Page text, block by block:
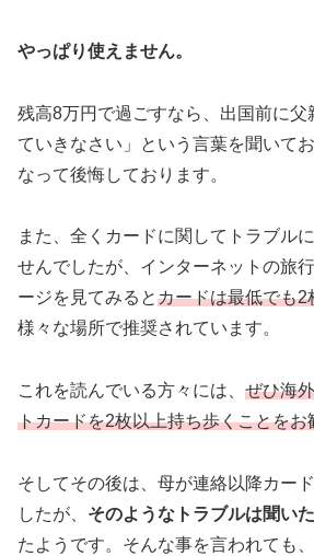
やっぱり使えません。
残高8万円で過ごすなら、出国前に父
ていきなさい」という言葉を聞いて
なって後悔しております。
また、全くカードに関してトラブル
せんでしたが、インターネットの旅
ージを見てみるとカードは最低でも2
様々な場所で推奨されています。
これを読んでいる方々には、 ぜひ海
トカードを2枚以上持ち歩くことをお
そしてその後は、母が連絡以降カー
したが、 そのようなトラブルは聞い
たようです。そんな事を言われても